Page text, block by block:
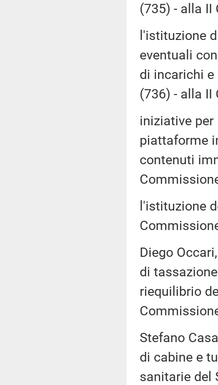
(735) - alla
l'istituzione
eventuali
di incarichi
(736) - alla
iniziative
piattaforme
contenuti
l'istituzione
Diego
di
riequilibrio
Stefano
di cabine e
sanitarie del